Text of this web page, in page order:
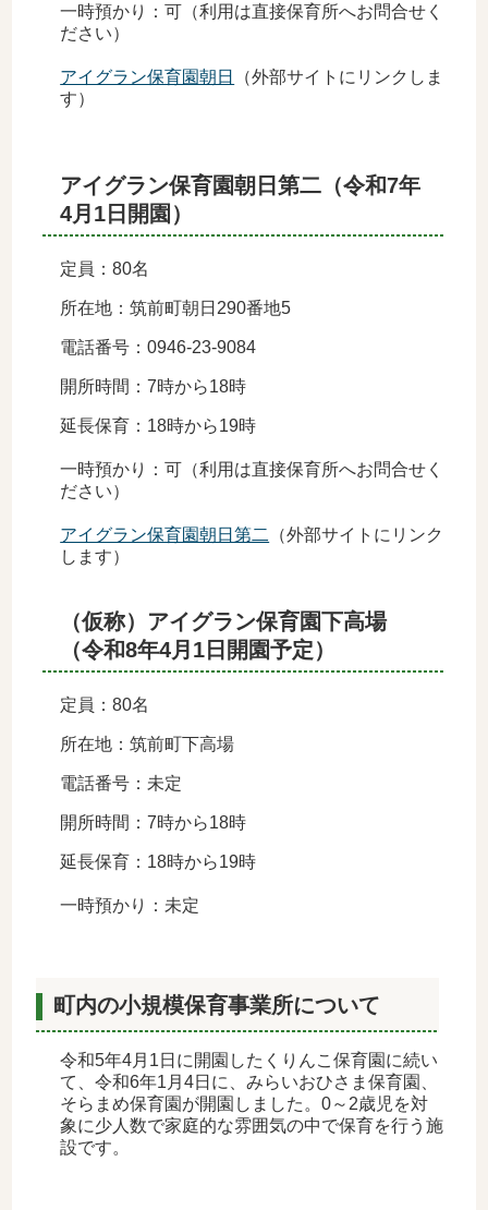
一時預かり：可（利用は直接保育所へお問合せく
ださい）
アイグラン保育園朝日
（外部サイトにリンクしま
す）
アイグラン保育園朝日第二（令和7年
4月1日開園）
定員：80名
所在地：筑前町朝日290番地5
電話番号：0946-23-9084
開所時間：7時から18時
延長保育：18時から19時
一時預かり：可（利用は直接保育所へお問合せく
ださい）
アイグラン保育園朝日第二
（外部サイトにリンク
します）
（仮称）アイグラン保育園下高場
（令和8年4月1日開園予定）
定員：80名
所在地：筑前町下高場
電話番号：未定
開所時間：7時から18時
延長保育：18時から19時
一時預かり：未定
町内の小規模保育事業所について
令和5年4月1日に開園したくりんこ保育園に続い
て、令和6年1月4日に、みらいおひさま保育園、
そらまめ保育園が開園しました。0～2歳児を対
象に少人数で家庭的な雰囲気の中で保育を行う施
設です。